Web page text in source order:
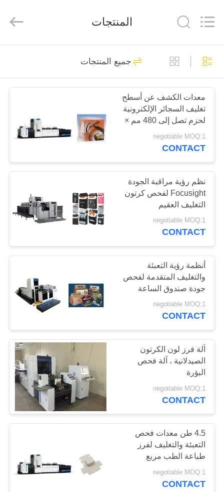
مسكن
منتجات
معلومات
جولة
المعمل
مراقبة
الجودة
اتصل
أخبار
اطلب
اقتباس
خريطة
الموقع
PRIVACY
POLICY
Co.,Ltd.
آلة فحص البؤرة
آلة فحص الطباعة
30
آلة فحص الملصقات
27
آلة فحص الكرتون
28
21
المنتجات
جميع المنتجات
معدات الكشف عن أسطح
تغليف السجائر الإلكترونية
لحزم تصل إلى 480 مم ×
420 مم
negotiable MOQ:1
CONTACT
نظم رؤية مراقبة الجودة
Focusight لفحص كرتون
التغليف العقيم
negotiable MOQ:1
CONTACT
أنظمة رؤية التعبئة
والتغليف المتقدمة لفحص
جودة صندوق الساعة
الذكية 500 مم كحد أقصى
negotiable MOQ:1
CONTACT
آلة فرز لون الكرتون
الصيدلانية ، آلة فحص
البؤرة
negotiable MOQ:1
CONTACT
4.5 طن معدات فحص
التعبئة والتغليف لفرز
طباعة الطب مربع
negotiable MOQ:1
CONTACT